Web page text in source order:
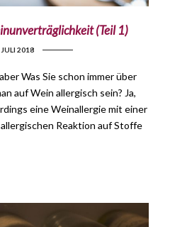
(Teil 1)
2018
Was Sie schon immer über
auf Wein allergisch sein? Ja,
eine Weinallergie mit einer
Reaktion auf Stoffe